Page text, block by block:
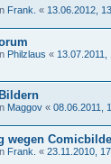
Frank. « 13.06.2012,
Philzlaus « 13.07.2011,
Maggov « 08.06.2011,
wegen
Frank. « 23.11.2010,